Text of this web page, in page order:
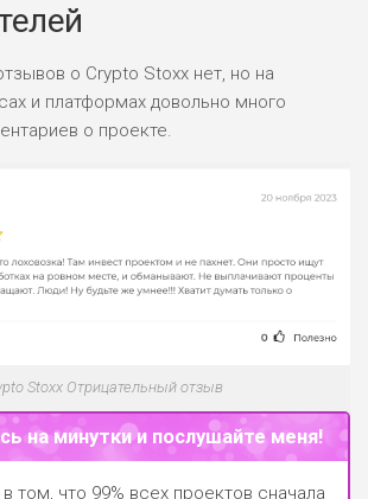
о Crypto Stoxx нет, но на
и платформах довольно много
о проекте.
Stoxx Отрицательный отзыв
на минутки и послушайте меня!
том, что 99% всех проектов сначала